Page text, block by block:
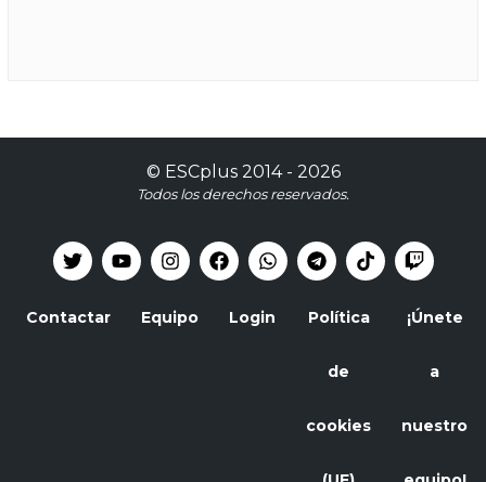
© ESCplus2014 - 2026
Todos los derechos reservados.
Contactar Equipo Login Política
de
cookies
¡Únete
a
nuestro